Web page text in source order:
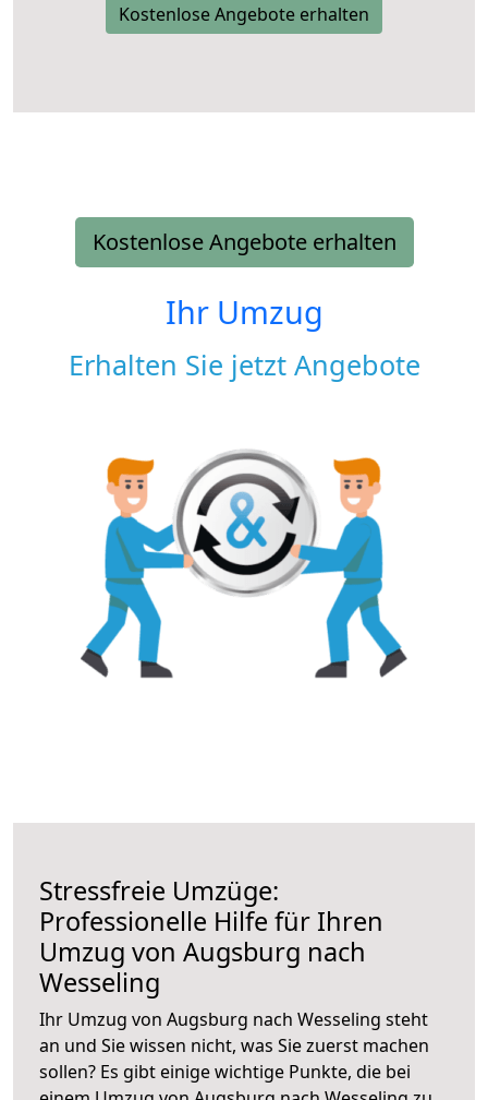
Kostenlose Angebote erhalten
Kostenlose Angebote erhalten
Ihr Umzug
Erhalten Sie jetzt Angebote
Stressfreie Umzüge:
Professionelle Hilfe für Ihren
Umzug von Augsburg nach
Wesseling
Ihr Umzug von Augsburg nach Wesseling steht
an und Sie wissen nicht, was Sie zuerst machen
sollen? Es gibt einige wichtige Punkte, die bei